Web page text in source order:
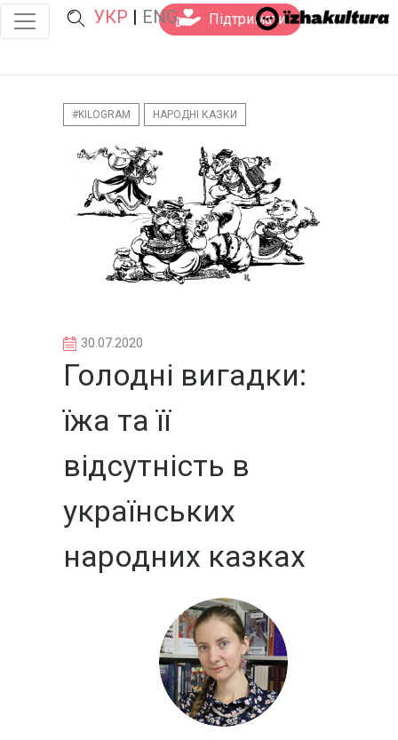
УКР | ENG Підтримати
#KILOGRAM НАРОДНІ КАЗКИ
30.07.2020
Голодні вигадки:
їжа та її
відсутність в
українських
народних казках